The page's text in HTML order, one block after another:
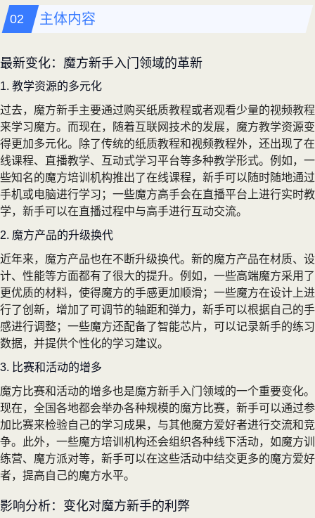
主体内容
最新变化：魔方新手入门领域的革新
1. 教学资源的多元化
过去，魔方新手主要通过购买纸质教程或者观看少量的视频教程
来学习魔方。而现在，随着互联网技术的发展，魔方教学资源变
得更加多元化。除了传统的纸质教程和视频教程外，还出现了在
线课程、直播教学、互动式学习平台等多种教学形式。例如，一
些知名的魔方培训机构推出了在线课程，新手可以随时随地通过
手机或电脑进行学习；一些魔方高手会在直播平台上进行实时教
学，新手可以在直播过程中与高手进行互动交流。
2. 魔方产品的升级换代
近年来，魔方产品也在不断升级换代。新的魔方产品在材质、设
计、性能等方面都有了很大的提升。例如，一些高端魔方采用了
更优质的材料，使得魔方的手感更加顺滑；一些魔方在设计上进
行了创新，增加了可调节的轴距和弹力，新手可以根据自己的手
感进行调整；一些魔方还配备了智能芯片，可以记录新手的练习
数据，并提供个性化的学习建议。
3. 比赛和活动的增多
魔方比赛和活动的增多也是魔方新手入门领域的一个重要变化。
现在，全国各地都会举办各种规模的魔方比赛，新手可以通过参
加比赛来检验自己的学习成果，与其他魔方爱好者进行交流和竞
争。此外，一些魔方培训机构还会组织各种线下活动，如魔方训
练营、魔方派对等，新手可以在这些活动中结交更多的魔方爱好
者，提高自己的魔方水平。
影响分析：变化对魔方新手的利弊